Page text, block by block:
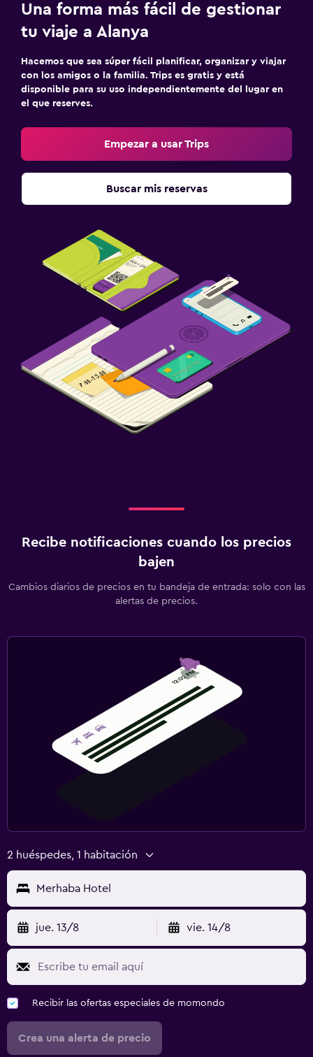
Una forma más fácil de gestionar
tu viaje a Alanya
Hacemos que sea súper fácil planificar, organizar y viajar
con los amigos o la familia. Trips es gratis y está
disponible para su uso independientemente del lugar en
el que reserves.
Empezar a usar Trips
Buscar mis reservas
Recibe notificaciones cuando los precios
bajen
Cambios diarios de precios en tu bandeja de entrada: solo con las
alertas de precios.
2 huéspedes, 1 habitación
Merhaba Hotel
jue. 13/8 vie. 14/8
Recibir las ofertas especiales de momondo
Crea una alerta de precio